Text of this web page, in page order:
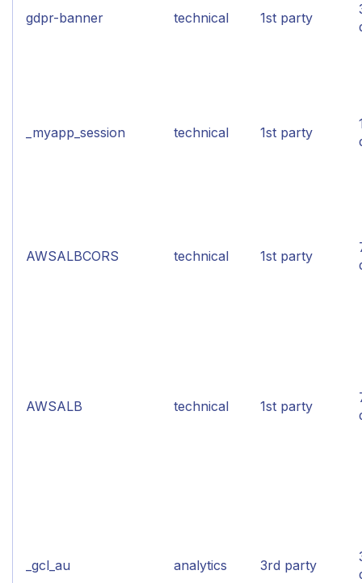
gdpr-banner technical 1st party
_myapp_session technical 1st party
AWSALBCORS technical 1st party
AWSALB technical 1st party
_gcl_au analytics 3rd party